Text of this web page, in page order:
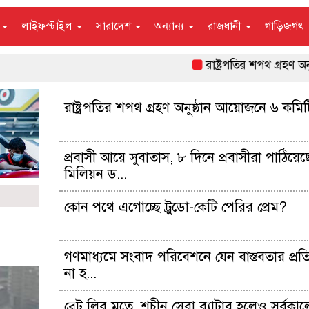
লাইফস্টাইল সারাদেশ অন্যান্য রাজধানী গাড়িজগৎ
রাষ্ট্রপতির শপথ গ্রহণ
রাষ্ট্রপতির শপথ গ্রহণ অনুষ্ঠান আয়োজনে ৬
প্রবাসী আয়ে সুবাতাস, ৮ দিনে প্রবাসীরা
মিলিয়ন ড...
কোন পথে এগোচ্ছে ট্রুডো-কেটি পেরির প্রেম?
গণমাধ্যমে সংবাদ পরিবেশনে যেন বাস্তবতার
না হ...